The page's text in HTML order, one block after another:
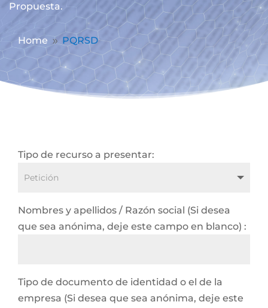
Propuesta.
Home 9 PQRSD
Tipo de recurso a presentar:
Nombres y apellidos / Razón social (Si desea
que sea anónima, deje este campo en blanco) :
Tipo de documento de identidad o el de la
empresa (Si desea que sea anónima, deje este